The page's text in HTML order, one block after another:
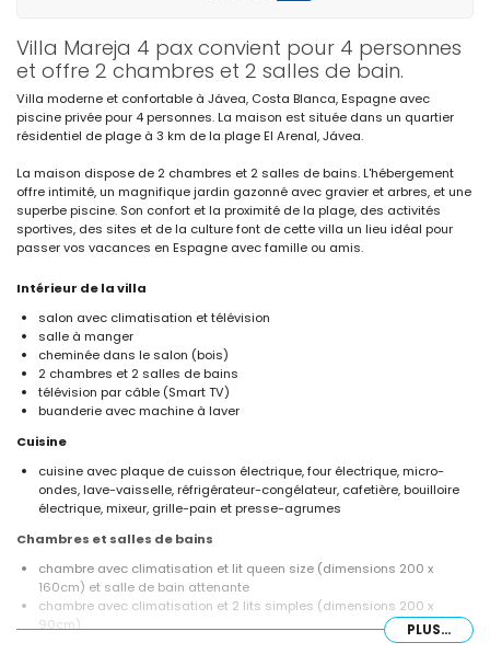
Villa Mareja 4 pax convient pour 4 personnes
et offre 2 chambres et 2 salles de bain.
Villa moderne et confortable à Jávea, Costa Blanca, Espagne avec
piscine privée pour 4 personnes. La maison est située dans un quartier
résidentiel de plage à 3 km de la plage El Arenal, Jávea.
La maison dispose de 2 chambres et 2 salles de bains. L'hébergement
offre intimité, un magnifique jardin gazonné avec gravier et arbres, et une
superbe piscine. Son confort et la proximité de la plage, des activités
sportives, des sites et de la culture font de cette villa un lieu idéal pour
passer vos vacances en Espagne avec famille ou amis.
Intérieur de la villa
salon avec climatisation et télévision
salle à manger
cheminée dans le salon (bois)
2 chambres et 2 salles de bains
télévision par câble (Smart TV)
buanderie avec machine à laver
Cuisine
cuisine avec plaque de cuisson électrique, four électrique, micro-
ondes, lave-vaisselle, réfrigérateur-congélateur, cafetière, bouilloire
électrique, mixeur, grille-pain et presse-agrumes
Chambres et salles de bains
chambre avec climatisation et lit queen size (dimensions 200 x
160cm) et salle de bain attenante
chambre avec climatisation et 2 lits simples (dimensions 200 x
90cm)
salle de bain attenante avec lavabo simple, douche et toilette
PLUS...